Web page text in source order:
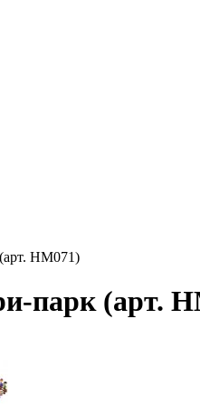
HM071)
парк (арт.